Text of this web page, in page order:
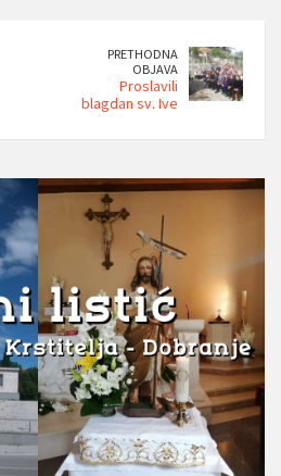
PRETHODNA
OBJAVA
Proslavili
blagdan sv. Ive